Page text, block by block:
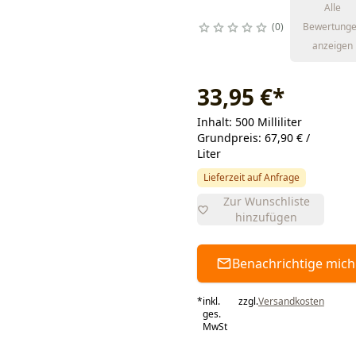
0
Alle
anzeigen
33,95 €*
Inhalt: 500 Milliliter
Grundpreis: 67,90 € /
Liter
Lieferzeit auf Anfrage
Zur Wunschliste
hinzufügen
Benachrichtige mich
*inkl.
ges.
MwSt
zzgl.Versandkosten